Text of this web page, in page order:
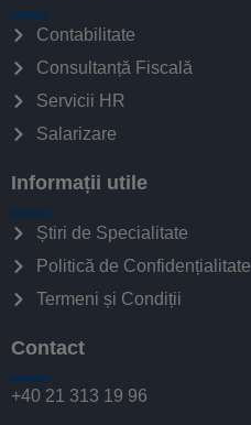
Contabilitate
Consultanță Fiscală
Servicii HR
Salarizare
Informații utile
Știri de Specialitate
Politică de Confidențialitate
Termeni și Condiții
Contact
+40 21 313 19 96